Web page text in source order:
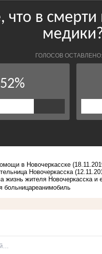
в Новочеркасске
Новочеркасска
жизнь жителя Новочеркасска и
больницареанимобиль